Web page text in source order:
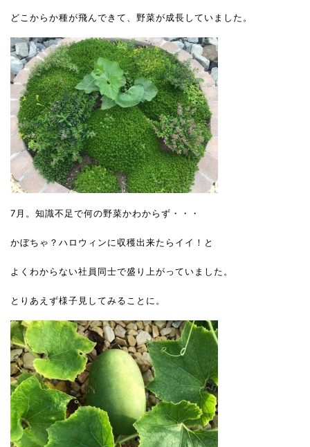
どこからか種が飛んできて、野菜が成長していました。
7月。知識不足で何の野菜かわからず・・・
かぼちゃ？ハロウィンに収穫出来たらイイ！と
よくわからない社員同士で盛り上がっていました。
とりあえず様子見してみることに。